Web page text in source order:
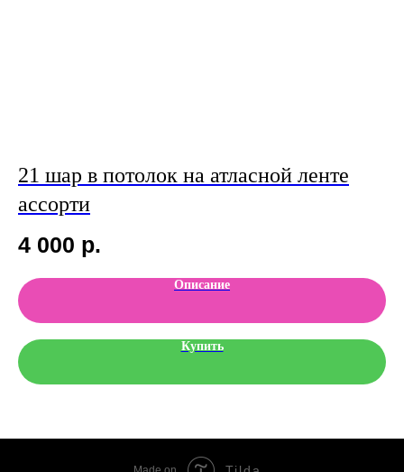
21 шар в потолок на атласной ленте
ассорти
4 000 р.
Описание
Купить